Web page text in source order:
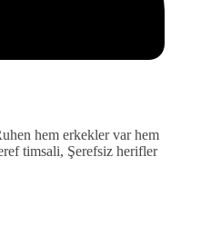
hem erkekler var hem
timsali, Şerefsiz herifler